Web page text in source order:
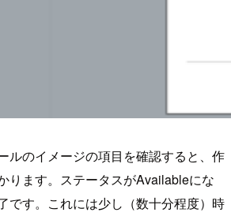
ルのイメージの項目を確認すると、作
ります。ステータスがAvailableにな
です。これには少し（数十分程度）時